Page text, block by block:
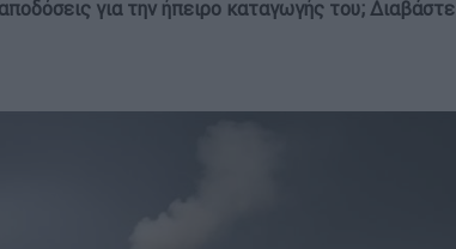
για την ήπειρο καταγωγής του; Διαβάστε